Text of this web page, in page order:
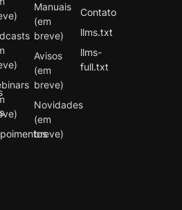
Manuais
(em
breve)
Avisos
(em
breve)
Novidades
(em
breve)
Contato
llms.txt
llms-
full.txt